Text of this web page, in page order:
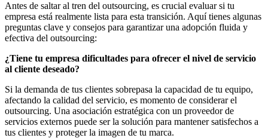
Antes de saltar al tren del outsourcing, es crucial evaluar si tu
empresa está realmente lista para esta transición. Aquí tienes algunas
preguntas clave y consejos para garantizar una adopción fluida y
efectiva del outsourcing:
¿Tiene tu empresa dificultades para ofrecer el nivel de servicio
al cliente deseado?
Si la demanda de tus clientes sobrepasa la capacidad de tu equipo,
afectando la calidad del servicio, es momento de considerar el
outsourcing. Una asociación estratégica con un proveedor de
servicios externos puede ser la solución para mantener satisfechos a
tus clientes y proteger la imagen de tu marca.